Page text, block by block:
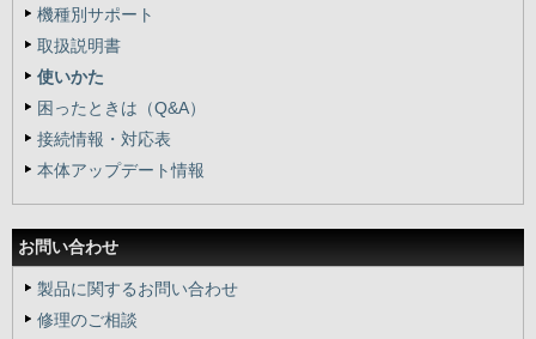
機種別サポート
取扱説明書
使いかた
困ったときは（Q&A）
接続情報・対応表
本体アップデート情報
お問い合わせ
製品に関するお問い合わせ
修理のご相談